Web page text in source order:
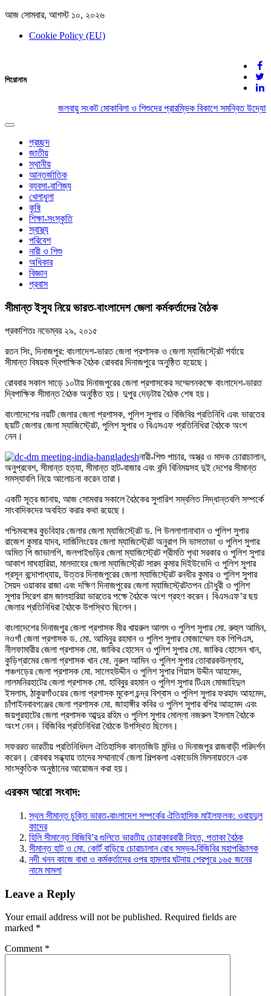
আজ সোমবার, আগস্ট ১০, ২০২৬
Cookie Policy (EU)
দেশের খবর
যুক্ত থাকুন দেশের সঙ্গে
শিরোনাম
জলবায়ু সংকট মোকাবিলা ও শিশুদের প্রারম্ভিক বিকাশে সমন্বিত
Toggle
navigation
প্রচ্ছদ
জাতীয়
স্থানীয়
আন্তর্জাতিক
ব্যবসা-বাণিজ্য
খেলাধুলা
কৃষি
শিক্ষা-সংস্কৃতি
স্বাস্থ্য
পরিবেশ
নারী ও শিশু
অধিকার
বিজ্ঞান
প্রবাস
সীমান্ত ইস্যু নিয়ে ভারত-বাংলাদেশ জেলা কর্মকর্তাদের বৈঠক
প্রকাশিতঃ নভেম্বর ২৯, ২০১৫
রতন সিং, দিনাজপুর: বাংলাদেশ-ভারত জেলা প্রশাসক ও জেলা ম্যাজিস্ট্রেট পর্যায়ে
সীমান্ত বিষয়ক দ্বিপাক্ষিক বৈঠক রোববার দিনাজপুরে অনুষ্ঠিত হয়েছে।
রোববার সকাল সাড়ে ১০টায় দিনাজপুরের জেলা প্রশাসকের সম্মেলনকক্ষে বাংলাদেশ-ভারত
দ্বিপাক্ষিক সীমান্ত বৈঠক অনুষ্ঠিত হয়। দুপুর দেড়টায় বৈঠক শেষ হয়।
বাংলাদেশের নয়টি জেলার জেলা প্রশাসক, পুলিশ সুপার ও বিজিবির প্রতিনিধি এবং ভারতের
ছয়টি জেলার জেলা ম্যাজিস্ট্রেট, পুলিশ সুপার ও বিএসএফ প্রতিনিধিরা বৈঠকে অংশ
নেন।
নারী-শিশু পাচার, অস্ত্র ও মাদক চোরাচালান,
অনুপ্রবেশ, সীমান্ত হত্যা, সীমান্ত হাট-বাজার এবং বন্দি বিনিময়সহ দুই দেশের সীমান্ত
সমস্যাবলি নিয়ে আলোচনা করেন তারা।
একটি সূত্র জানায়, আজ সোমবার সকালে বৈঠকের সুপারিশ সম্বলিত সিদ্ধান্তবলি সম্পর্কে
সাংবাদিকদের অবহিত করার কথা রয়েছে।
পশ্চিমবঙ্গের কুচবিহার জেলার জেলা ম্যাজিস্ট্রেট ড. পি উললাগানাথান ও পুলিশ সুপার
রাজেশ কুমার যাদব, দার্জিলিংয়ের জেলা ম্যাজিস্ট্রেট অনুরাগ সি ভাসতাভা ও পুলিশ সুপার
অমিত পি জাভালগি, জলপাইগুড়ির জেলা ম্যাজিস্ট্রেট শ্রীমতি পৃথা সরকার ও পুলিশ সুপার
আকাশ মাঘহারিয়া, মালদাহের জেলা ম্যাজিস্ট্রেট সারদ কুমার দিইউভেদি ও পুলিশ সুপার
প্রসূন বন্দোপাধ্যায়, উত্তর দিনাজপুরের জেলা ম্যাজিস্ট্রেট রনধীর কুমার ও পুলিশ সুপার
সৈয়দ ওয়াকার রাজা এবং দক্ষিণ দিনাজপুরের জেলা ম্যাজিস্ট্রেটতপন চৌধুরী ও পুলিশ
সুপার সিরেশ রাম জালহারিয়া ভারতের পক্ষে বৈঠকে অংশ গ্রহণ করেন। বিএসএফ’র ছয়
জেলার প্রতিনিধিরা বৈঠকে উপস্থিত ছিলেন।
বাংলাদেশের দিনাজপুর জেলা প্রশাসক মীর খায়রুল আলম ও পুলিশ সুপার মো. রুহুল আমিন,
নওগাঁ জেলা প্রশাসক ড. মো. আমিনুর রহমান ও পুলিশ সুপার মোজাম্মেল হক পিপিএম,
নীলফামারীর জেলা প্রশাসক মো. জাকির হোসেন ও পুলিশ সুপার মো. জাকির হোসেন খান,
কুড়িগ্রামের জেলা প্রশাসক খান মো. নুরুল আমিন ও পুলিশ সুপার তোবারকউল্লাহ,
পঞ্চগড়ের জেলা প্রশাসক মো. সালেহউদ্দীন ও পুলিশ সুপার গিয়াস উদ্দীন আহমেদ,
লালমনিরহাটের জেলা প্রশাসক মো. হাবিবুর রহমান ও পুলিশ সুপার টিএম মোজাহিদুল
ইসলাম, ঠাকুরগাঁওয়ের জেলা প্রশাসক মুকেশ চন্দ্র বিশ্বাস ও পুলিশ সুপার ফরহাদ আহমেদ,
চাঁপাইনবাবগঞ্জের জেলা প্রশাসক মো. জাহাঙ্গীর কবির ও পুলিশ সুপার বশির আহমেদ এবং
জয়পুরহাটের জেলা প্রশাসক আব্দুর রহিম ও পুলিশ সুপার মোল্লা নজরুল ইসলাম বৈঠকে
অংশ নেন। বিজিবির প্রতিনিধিরা বৈঠকে উপস্থিত ছিলেন।
সফররত ভারতীয় প্রতিনিধিদল ঐতিহাসিক কান্তজিউ মন্দির ও দিনাজপুর রাজবাড়ী পরিদর্শন
করেন। রোববার সন্ধ্যায় তাদের সম্মানার্থে জেলা শিল্পকলা একাডেমি মিলনায়তনে এক
সাংস্কৃতিক অনুষ্ঠানের আয়োজন করা হয়।
এরকম আরো সংবাদ:
স্থল সীমান্ত চুক্তি ভারত-বাংলাদেশ সম্পর্কের ঐতিহাসিক মাইলফলক: ওবায়দুল
কাদের
হিলি সীমান্তে বিজিবি’র গুলিতে ভারতীয় চোরাকারবারী নিহত, পতাকা বৈঠক
সীমান্ত হাট ও মো. কোর্ট বাড়িয়ে চোরাচালান রোধ সম্ভব-বিজিবির মহাপরিচালক
নদী খনন কাজে বাধা ও কর্মকর্তাদের ওপর হামলার ঘটনায় শেরপুরে ১৬৫ জনের
নামে মামলা
Leave a Reply
Your email address will not be published. Required fields are
marked *
Comment *